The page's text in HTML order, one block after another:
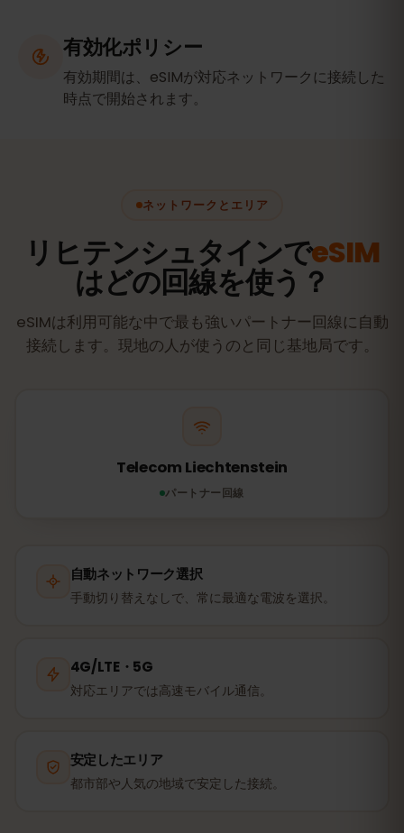
有効化ポリシー
有効期間は、eSIMが対応ネットワークに接続した
時点で開始されます。
ネットワークとエリア
リヒテンシュタインでeSIM
はどの回線を使う？
eSIMは利用可能な中で最も強いパートナー回線に自動
接続します。現地の人が使うのと同じ基地局です。
Telecom Liechtenstein
パートナー回線
自動ネットワーク選択
手動切り替えなしで、常に最適な電波を選択。
4G/LTE・5G
対応エリアでは高速モバイル通信。
安定したエリア
都市部や人気の地域で安定した接続。